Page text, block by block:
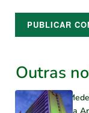
Outras